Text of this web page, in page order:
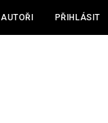
AUTOŘI PŘIHLÁSIT